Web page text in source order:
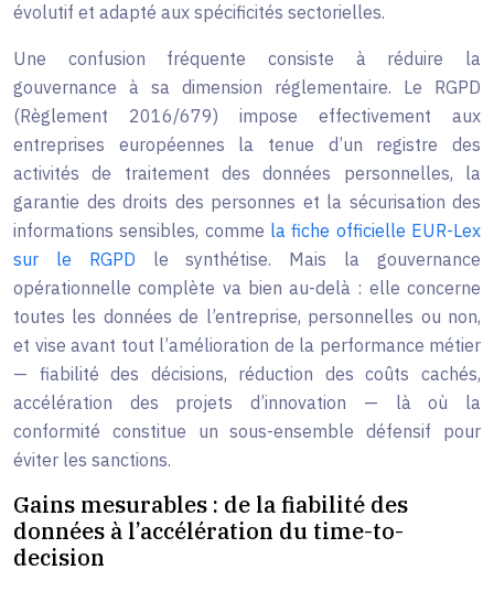
évolutif et adapté aux spécificités sectorielles.
Une confusion fréquente consiste à réduire la
gouvernance à sa dimension réglementaire. Le RGPD
(Règlement 2016/679) impose effectivement aux
entreprises européennes la tenue d’un registre des
activités de traitement des données personnelles, la
garantie des droits des personnes et la sécurisation des
informations sensibles, comme la fiche officielle EUR-Lex
sur le RGPD le synthétise. Mais la gouvernance
opérationnelle complète va bien au-delà : elle concerne
toutes les données de l’entreprise, personnelles ou non,
et vise avant tout l’amélioration de la performance métier
— fiabilité des décisions, réduction des coûts cachés,
accélération des projets d’innovation — là où la
conformité constitue un sous-ensemble défensif pour
éviter les sanctions.
Gains mesurables : de la fiabilité des
données à l’accélération du time-to-
decision